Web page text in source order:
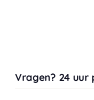
Vragen? 24